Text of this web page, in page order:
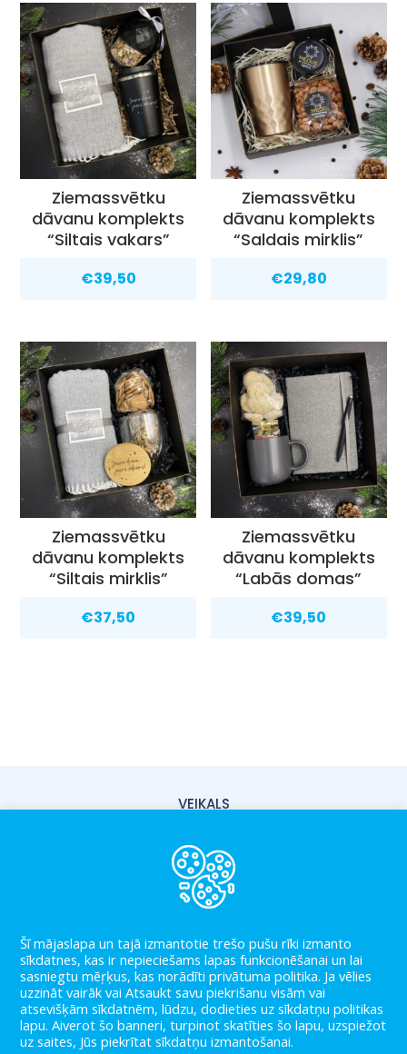
Ziemassvētku
dāvanu komplekts
“Siltais vakars”
€39,50
Ziemassvētku
dāvanu komplekts
“Saldais mirklis”
€29,80
Ziemassvētku
dāvanu komplekts
“Siltais mirklis”
€37,50
Ziemassvētku
dāvanu komplekts
“Labās domas”
€39,50
VEIKALS
PAR MUMS
KONTAKTI
LIETOŠANAS NOTEIKUMI
PRIVĀTUMA POLITIKA
BLOGS
Šī mājaslapa un tajā izmantotie trešo pušu rīki izmanto
sīkdatnes, kas ir nepieciešams lapas funkcionēšanai un lai
sasniegtu mēŗķus, kas norādīti privātuma politika. Ja vēlies
uzzināt vairāk vai Atsaukt savu piekrišanu visām vai
atsevišķām sīkdatnēm, lūdzu, dodieties uz sīkdatņu politikas
lapu. Aiverot šo banneri, turpinot skatīties šo lapu, uzspiežot
uz saites, Jūs piekrītat sīkdatņu izmantošanai.